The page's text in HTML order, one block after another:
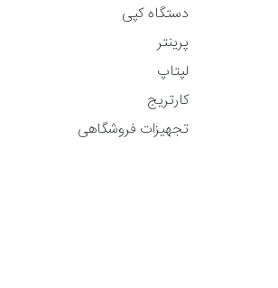
دستگاه کپی
پرینتر
لپتاپ
کارتریج
تجهیزات فروشگاهی